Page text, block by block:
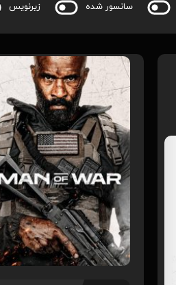
سانسور شده زیرنویس